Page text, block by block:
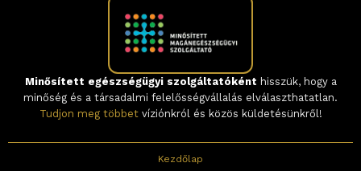
Minősített egészségügyi szolgáltatóként hisszük, hogy a
minőség és a társadalmi felelősségvállalás elválaszthatatlan.
Tudjon meg többetvíziónkról és közös küldetésünkről!
Kezdőlap